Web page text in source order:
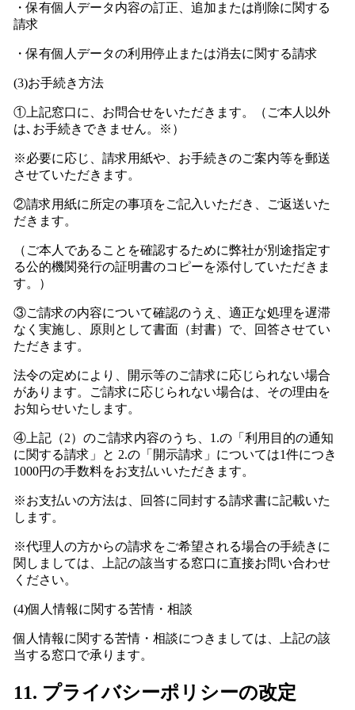
・保有個人データ内容の訂正、追加または削除に関する
請求
・保有個人データの利用停止または消去に関する請求
(3)お手続き方法
①上記窓口に、お問合せをいただきます。（ご本人以外
は､お手続きできません。※）
※必要に応じ、請求用紙や、お手続きのご案内等を郵送
させていただきます。
②請求用紙に所定の事項をご記入いただき、ご返送いた
だきます。
（ご本人であることを確認するために弊社が別途指定す
る公的機関発行の証明書のコピーを添付していただきま
す。）
③ご請求の内容について確認のうえ、適正な処理を遅滞
なく実施し、原則として書面（封書）で、回答させてい
ただきます。
法令の定めにより、開示等のご請求に応じられない場合
があります。ご請求に応じられない場合は、その理由を
お知らせいたします。
④上記（2）のご請求内容のうち、1.の「利用目的の通知
に関する請求」と 2.の「開示請求」については1件につき
1000円の手数料をお支払いいただきます。
※お支払いの方法は、回答に同封する請求書に記載いた
します。
※代理人の方からの請求をご希望される場合の手続きに
関しましては、上記の該当する窓口に直接お問い合わせ
ください。
(4)個人情報に関する苦情・相談
個人情報に関する苦情・相談につきましては、上記の該
当する窓口で承ります。
11. プライバシーポリシーの改定